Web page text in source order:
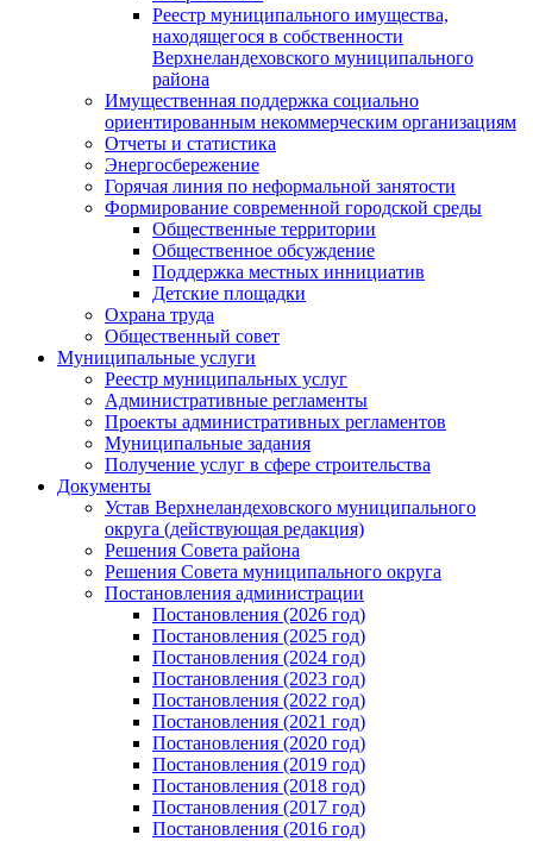
Реестр муниципального имущества,
находящегося в собственности
Верхнеландеховского муниципального
района
Имущественная поддержка социально
ориентированным некоммерческим организациям
Отчеты и статистика
Энергосбережение
Горячая линия по неформальной занятости
Формирование современной городской среды
Общественные территории
Общественное обсуждение
Поддержка местных иннициатив
Детские площадки
Охрана труда
Общественный совет
Муниципальные услуги
Реестр муниципальных услуг
Административные регламенты
Проекты административных регламентов
Муниципальные задания
Получение услуг в сфере строительства
Документы
Устав Верхнеландеховского муниципального
округа (действующая редакция)
Решения Совета района
Решения Совета муниципального округа
Постановления администрации
Постановления (2026 год)
Постановления (2025 год)
Постановления (2024 год)
Постановления (2023 год)
Постановления (2022 год)
Постановления (2021 год)
Постановления (2020 год)
Постановления (2019 год)
Постановления (2018 год)
Постановления (2017 год)
Постановления (2016 год)